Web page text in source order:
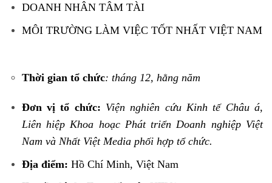
DOANH NHÂN TÂM TÀI
MÔI TRƯỜNG LÀM VIỆC TỐT NHẤT VIỆT NAM
Thời gian tổ chức: tháng 12, hằng năm
Đơn vị tổ chức: Viện nghiên cứu Kinh tế Châu á,
Liên hiệp Khoa hoạc Phát triển Doanh nghiệp Việt
Nam và Nhất Việt Media phối hợp tổ chức.
Địa điểm: Hồ Chí Minh, Việt Nam